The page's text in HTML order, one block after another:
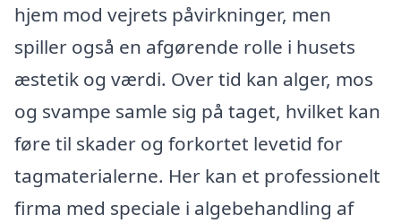
hjem mod vejrets påvirkninger, men
spiller også en afgørende rolle i husets
æstetik og værdi. Over tid kan alger, mos
og svampe samle sig på taget, hvilket kan
føre til skader og forkortet levetid for
tagmaterialerne. Her kan et professionelt
firma med speciale i algebehandling af